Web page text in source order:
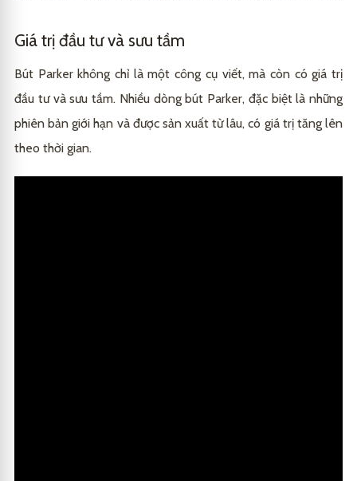
Giá trị đầu tư và sưu tầm
Bút Parker không chỉ là một công cụ viết, mà còn có giá trị
đầu tư và sưu tầm. Nhiều dòng bút Parker, đặc biệt là những
phiên bản giới hạn và được sản xuất từ lâu, có giá trị tăng lên
theo thời gian.